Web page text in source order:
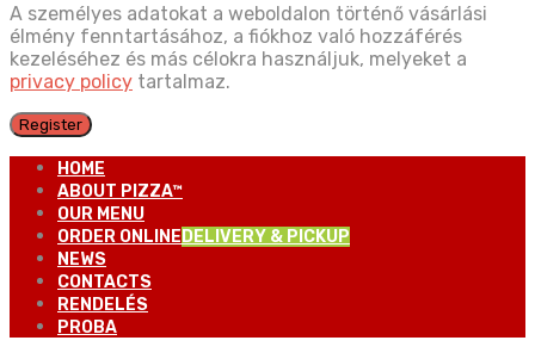
A személyes adatokat a weboldalon történő vásárlási
élmény fenntartásához, a fiókhoz való hozzáférés
kezeléséhez és más célokra használjuk, melyeket a
privacy policy tartalmaz.
Register
HOME
ABOUT PIZZA™
OUR MENU
ORDER ONLINE DELIVERY & PICKUP
NEWS
CONTACTS
RENDELÉS
PROBA